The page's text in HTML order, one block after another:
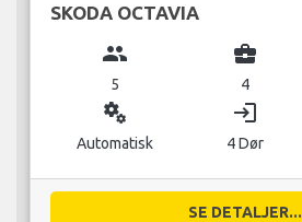
SKODA OCTAVIA
group
5
business_center
4
miscellaneous_services
Automatisk
login
4 Dør
SE DETALJER...